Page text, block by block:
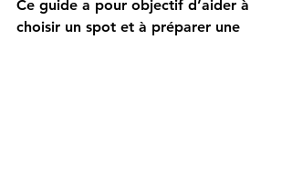
Ce guide a pour objectif d’aider à
choisir un spot et à préparer une